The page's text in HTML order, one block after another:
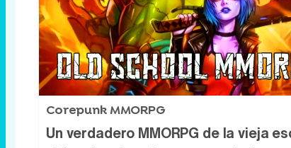
Corepunk MMORPG
Un verdadero MMORPG de la vieja